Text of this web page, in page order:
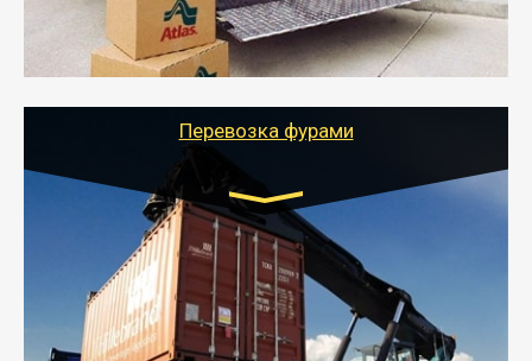
- Тайгер Логистик подберет автотранспорт, быстро и
качественно организует переезд к новому месту
службы или работы с гарантией сохранности груза и
оформлением документов, подтверждающих
Перевозка фурами
Транспорт:
Еврофура Тент от 5 до 10 тонн
грузоподъемность
от 10 000 руб. Возможен догруз